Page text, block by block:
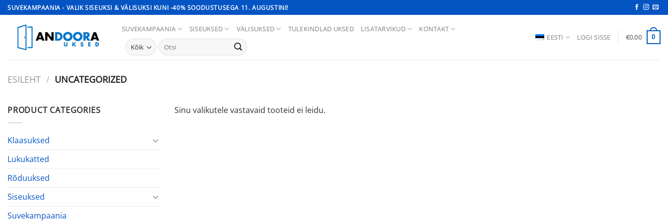
Skip
to
content
SUVEKAMPAANIA - VALIK SISEUKSI & VÄLISUKSI KUNI -40% SOODUSTUSEGA 11. AUGUSTINI!
SUVEKAMPAANIA SISEUKSED VÄLISUKSED TULEKINDLAD UKSED LISATARVIKUD KONTAKT
Otsi:
EESTI LOGI SISSE €0.00 0
ESILEHT / UNCATEGORIZED
PRODUCT CATEGORIES
Klaasuksed
Lukukatted
Rõduuksed
Siseuksed
Suvekampaania
Sinu valikutele vastavaid tooteid ei leidu.